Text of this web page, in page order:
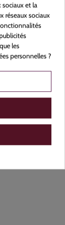
et la
réseaux sociaux
les
personnelles ?